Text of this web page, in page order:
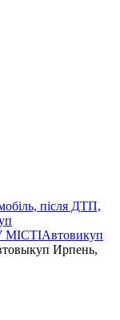
після ДТП,
Автовикуп
Ирпень,